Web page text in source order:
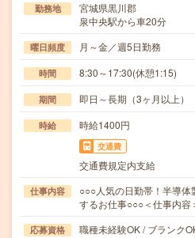
勤務地
宮城県黒川郡
泉中央駅から車20分
曜日頻度 月～金／週5日勤務
時間 8:30～17:30(休憩1:15)
期間 即日～長期（3ヶ月以上
時給 時給1400円
交通費
交通費規定内支給
仕事内容
○○○人気の日勤帯！半導
するお仕事○○○＜仕事内
応募資格
職種未経験OK / ブランク